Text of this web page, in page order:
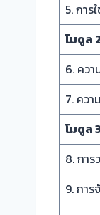
5. การ
โมดูล
6. คว
7. คว
โมดูล
8. กา
9. การ